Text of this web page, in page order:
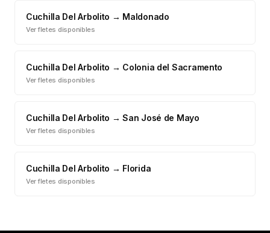
Cuchilla Del Arbolito → Maldonado
Ver fletes disponibles
Cuchilla Del Arbolito → Colonia del Sacramento
Ver fletes disponibles
Cuchilla Del Arbolito →San José de Mayo
Ver fletes disponibles
Cuchilla Del Arbolito → Florida
Ver fletes disponibles